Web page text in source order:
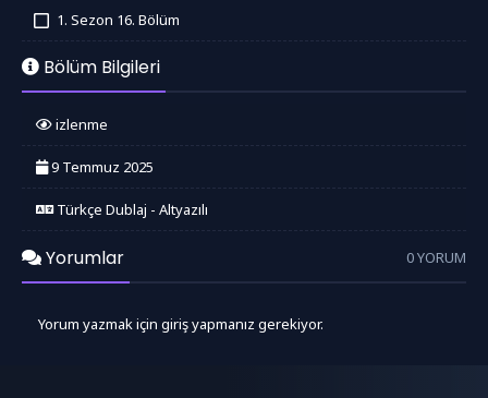
1. Sezon 16. Bölüm
Bölüm Bilgileri
izlenme
9 Temmuz 2025
Türkçe Dublaj - Altyazılı
Yorumlar 0 YORUM
Yorum yazmak için giriş yapmanız gerekiyor.